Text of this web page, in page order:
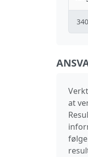
340
at